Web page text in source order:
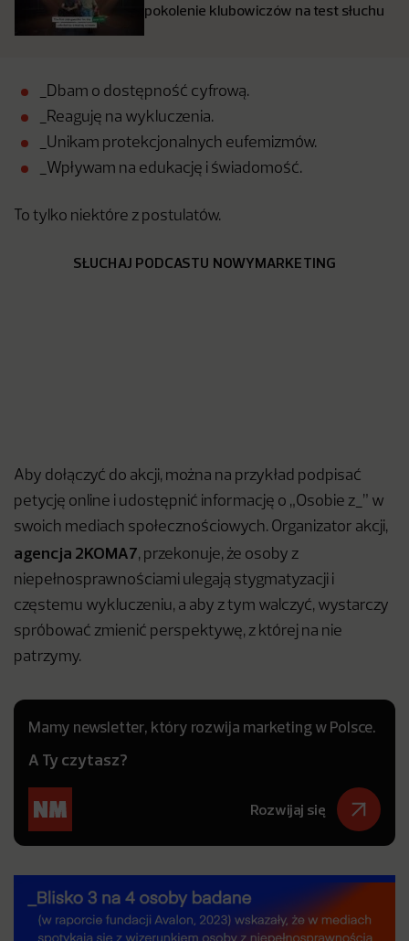
pokolenie klubowiczów na test słuchu
_Dbam o dostępność cyfrową.
_Reaguję na wykluczenia.
_Unikam protekcjonalnych eufemizmów.
_Wpływam na edukację i świadomość.
To tylko niektóre z postulatów.
SŁUCHAJ PODCASTU NOWYMARKETING
Aby dołączyć do akcji, można na przykład podpisać
petycję online i udostępnić informację o „Osobie z_” w
swoich mediach społecznościowych. Organizator akcji,
agencja 2KOMA7, przekonuje, że osoby z
niepełnosprawnościami ulegają stygmatyzacji i
częstemu wykluczeniu, a aby z tym walczyć, wystarczy
spróbować zmienić perspektywę, z której na nie
patrzymy.
Mamy newsletter, który rozwija marketing w Polsce.
A Ty czytasz?
Rozwijaj się